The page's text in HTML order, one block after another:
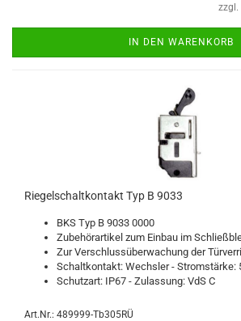
zzgl.
IN DEN WARENKORB
Rie­gel­schalt­kon­takt Typ B 9033
BKS Typ B 9033 0000
Zu­be­hör­ar­ti­kel zum Ein­bau im
Zur Ver­schluss­über­wa­chung der
Schalt­kon­takt: Wechs­ler - Strom­stär­ke:
Schutz­art: IP67 - Zu­las­sung: VdS C
Art.Nr.: 489999-Tb305RÜ